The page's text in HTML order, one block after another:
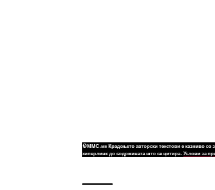
©ММС.мк Крадењето авторски текстови е казниво со
хиперлинк до содржината што се цитира. Услови за